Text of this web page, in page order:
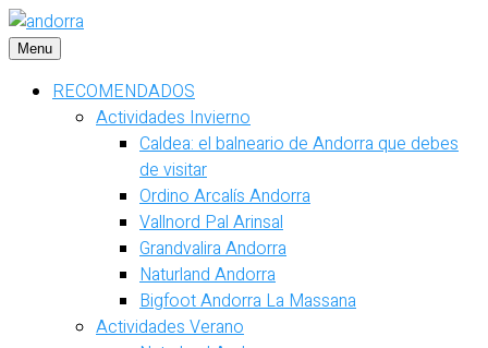
Saltar
alMenu
RECOMENDADOS
Actividades Invierno
Caldea: el balneario de Andorra que debes
de visitar
Ordino Arcalís Andorra
Vallnord Pal Arinsal
Grandvalira Andorra
Naturland Andorra
Bigfoot Andorra La Massana
Actividades Verano